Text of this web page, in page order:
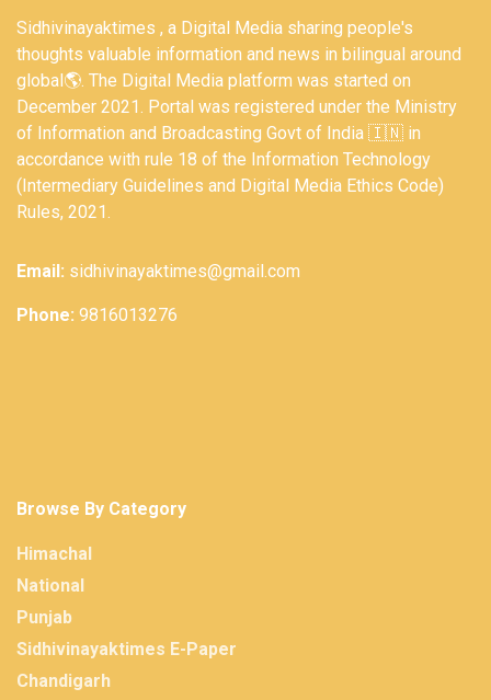
Sidhivinayaktimes , a Digital Media sharing people's
thoughts valuable information and news in bilingual around
global🌎. The Digital Media platform was started on
December 2021. Portal was registered under the Ministry
of Information and Broadcasting Govt of India 🇮🇳 in
accordance with rule 18 of the Information Technology
(Intermediary Guidelines and Digital Media Ethics Code)
Rules, 2021.
Email: sidhivinayaktimes@gmail.com
Phone: 9816013276
Browse By Category
Himachal
National
Punjab
Sidhivinayaktimes E-Paper
Chandigarh